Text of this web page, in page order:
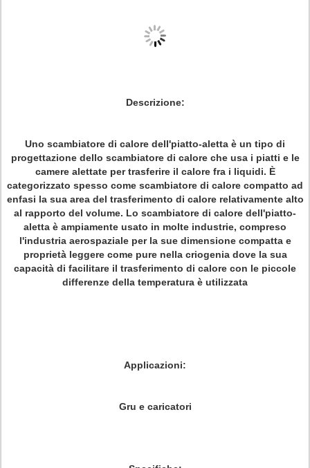
Descrizione:
Uno scambiatore di calore dell'piatto-aletta è un tipo di
progettazione dello scambiatore di calore che usa i piatti e le
camere alettate per trasferire il calore fra i liquidi. È
categorizzato spesso come scambiatore di calore compatto ad
enfasi la sua area del trasferimento di calore relativamente alto
al rapporto del volume. Lo scambiatore di calore dell'piatto-
aletta è ampiamente usato in molte industrie, compreso
l'industria aerospaziale per la sue dimensione compatta e
proprietà leggere come pure nella criogenia dove la sua
capacità di facilitare il trasferimento di calore con le piccole
differenze della temperatura è utilizzata
Applicazioni:
Gru e caricatori